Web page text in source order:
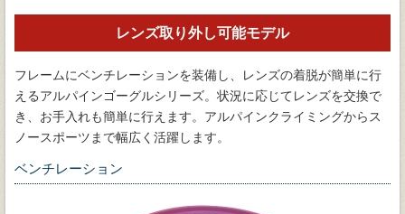
レンズ取り外し可能モデル
フレームにベンチレーションを装備し、レンズの着脱が簡単に行
えるアルパインゴーグルシリーズ。状況に応じてレンズを交換で
き、お手入れも簡単に行えます。アルパインクライミングからス
ノースポーツまで幅広く活躍します。
ベンチレーション